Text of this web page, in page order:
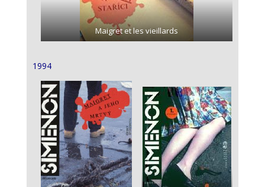
Maigret et les vieillards
1994